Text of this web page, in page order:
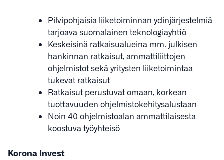
Pilvipohjaisia liiketoiminnan ydinjärjestelmiä
tarjoava suomalainen teknologiayhtiö
Keskeisinä ratkaisualueina mm. julkisen
hankinnan ratkaisut, ammattiliittojen
ohjelmistot sekä yritysten liiketoimintaa
tukevat ratkaisut
Ratkaisut perustuvat omaan, korkean
tuottavuuden ohjelmistokehitysalustaan
Noin 40 ohjelmistoalan ammattilaisesta
koostuva työyhteisö
Korona Invest